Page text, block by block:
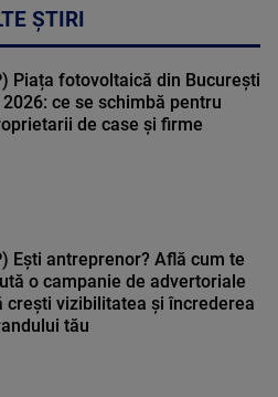
ȘTIRI
Piața fotovoltaică din București
ce se schimbă pentru
de case și firme
Ești antreprenor? Află cum te
o campanie de advertoriale
crești vizibilitatea și încrederea
tău